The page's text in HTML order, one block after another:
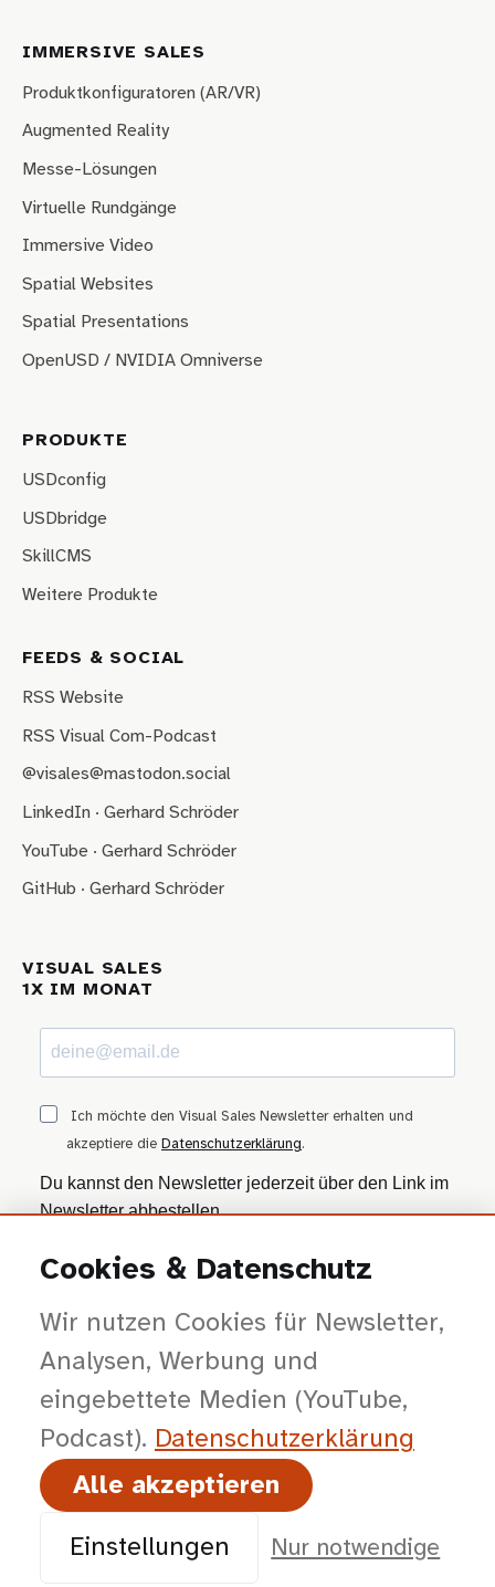
IMMERSIVE SALES
Produktkonfiguratoren (AR/VR)
Augmented Reality
Messe-Lösungen
Virtuelle Rundgänge
Immersive Video
Spatial Websites
Spatial Presentations
OpenUSD / NVIDIA Omniverse
PRODUKTE
USDconfig
USDbridge
SkillCMS
Weitere Produkte
FEEDS & SOCIAL
RSS Website
RSS Visual Com-Podcast
@visales@mastodon.social
LinkedIn · Gerhard Schröder
YouTube · Gerhard Schröder
GitHub · Gerhard Schröder
VISUAL SALES
1X IM MONAT
Ich möchte den Visual Sales Newsletter erhalten und
akzeptiere die Datenschutzerklärung.
Du kannst den Newsletter jederzeit über den Link im
Newsletter abbestellen.
ANMELDEN
Wir nutzen Brevo als Marketing-Plattform. Mit dem Absenden stimmst du zu, dass
deine Daten zur Bearbeitung an Brevo übertragen werden — gemäß der
Datenschutzerklärung von Brevo.
© 2026 viSales GmbH · Bochum · Gespräche kürzer, Entscheidungen klarer,
Abschlüsse planbarer.
Impressum Datenschutz
Cookies & Datenschutz
Wir nutzen Cookies für Newsletter,
Analysen, Werbung und
eingebettete Medien (YouTube,
Podcast). Datenschutz­erklärung
Alle akzeptieren
Einstellungen Nur notwendige